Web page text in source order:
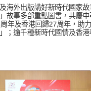
海外出版講好新時代國家故
故事多部重點圖書，共慶中
年及香港回歸27周年，助
；逾千種新時代國情及香港
書、讀書和與書相伴的心得